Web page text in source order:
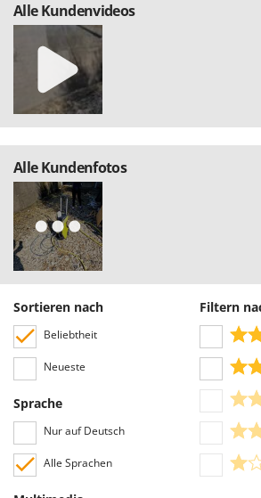
Alle Kundenvideos
Alle Kundenfotos
Sortieren nach
Beliebtheit
Neueste
Sprache
Nur auf Deutsch
Alle Sprachen
Filtern